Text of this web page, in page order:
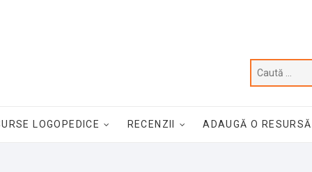
LOGOPEDICE RECENZII ADAUGĂ O RESURSĂ